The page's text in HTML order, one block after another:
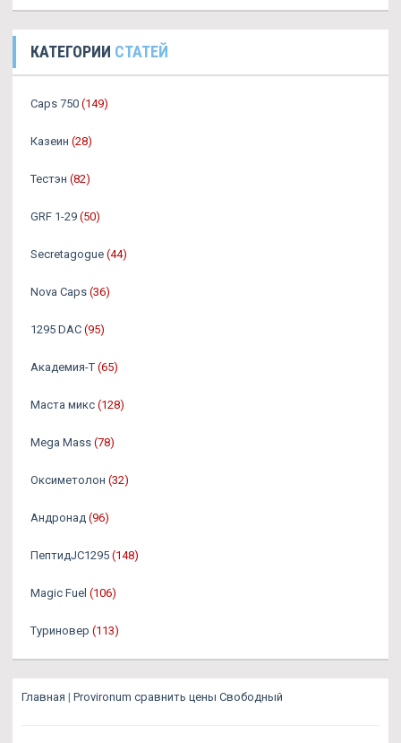
КАТЕГОРИИ СТАТЕЙ
Caps 750 (149)
Казеин (28)
Тестэн (82)
GRF 1-29 (50)
Secretagogue (44)
Nova Caps (36)
1295 DAC (95)
Академия-Т (65)
Маста микс (128)
Mega Mass (78)
Оксиметолон (32)
Андронад (96)
ПептидJC1295 (148)
Magic Fuel (106)
Туриновер (113)
Главная | Provironum сравнить цены Свободный